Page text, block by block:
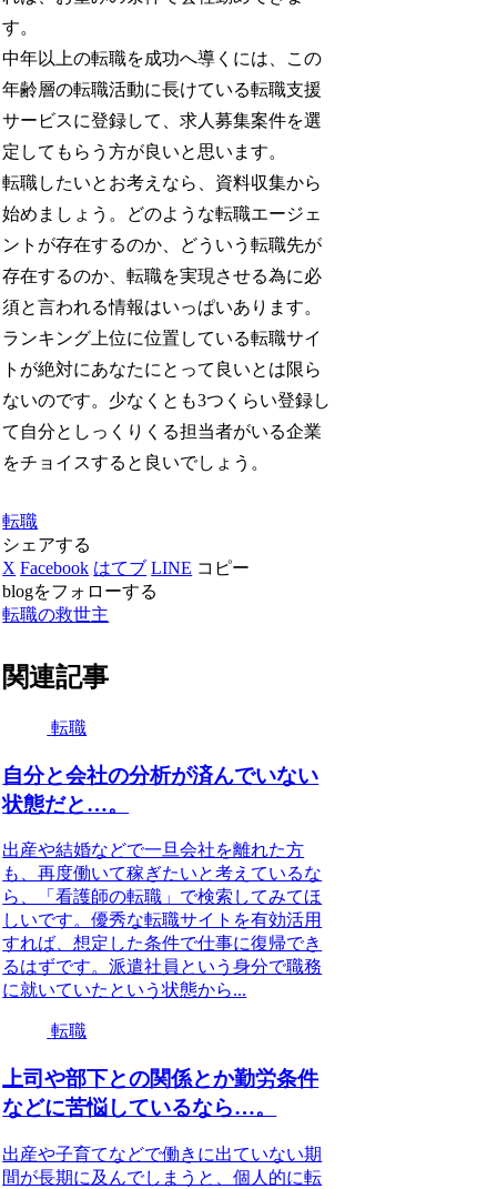
す。
中年以上の転職を成功へ導くには、この
年齢層の転職活動に長けている転職支援
サービスに登録して、求人募集案件を選
定してもらう方が良いと思います。
転職したいとお考えなら、資料収集から
始めましょう。どのような転職エージェ
ントが存在するのか、どういう転職先が
存在するのか、転職を実現させる為に必
須と言われる情報はいっぱいあります。
ランキング上位に位置している転職サイ
トが絶対にあなたにとって良いとは限ら
ないのです。少なくとも3つくらい登録し
て自分としっくりくる担当者がいる企業
をチョイスすると良いでしょう。
転職
シェアする
X Facebook はてブ LINE コピー
blogをフォローする
転職の救世主
関連記事
転職
自分と会社の分析が済んでいない
状態だと…。
出産や結婚などで一旦会社を離れた方
も、再度働いて稼ぎたいと考えているな
ら、「看護師の転職」で検索してみてほ
しいです。優秀な転職サイトを有効活用
すれば、想定した条件で仕事に復帰でき
るはずです。派遣社員という身分で職務
に就いていたという状態から...
転職
上司や部下との関係とか勤労条件
などに苦悩しているなら…。
出産や子育てなどで働きに出ていない期
間が長期に及んでしまうと、個人的に転